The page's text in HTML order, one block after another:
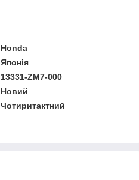
Honda
Японія
13331-ZM7-000
Новий
Чотиритактний